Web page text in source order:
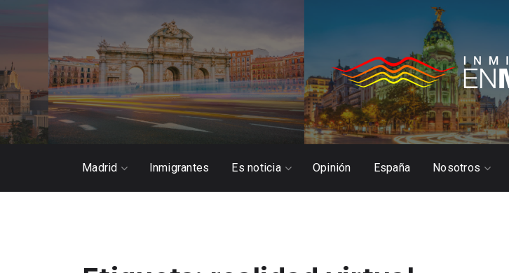
Madrid Inmigrantes Es noticia Opinión España Nosotros